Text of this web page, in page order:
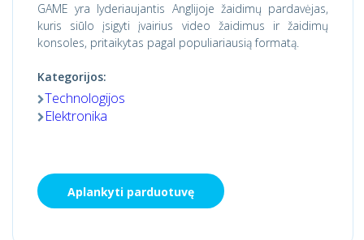
GAME yra lyderiaujantis Anglijoje žaidimų pardavėjas,
kuris siūlo įsigyti įvairius video žaidimus ir žaidimų
konsoles, pritaikytas pagal populiariausią formatą.
Kategorijos:
Technologijos
Elektronika
Aplankyti parduotuvę